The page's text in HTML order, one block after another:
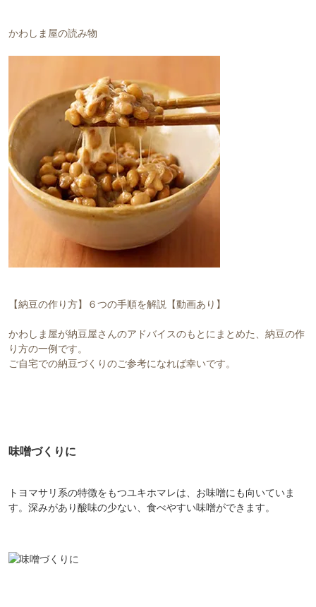
かわしま屋の読み物
【納豆の作り方】６つの手順を解説【動画あり】
かわしま屋が納豆屋さんのアドバイスのもとにまとめた、納豆の作
り方の一例です。
ご自宅での納豆づくりのご参考になれば幸いです。
味噌づくりに
トヨマサリ系の特徴をもつユキホマレは、お味噌にも向いていま
す。深みがあり酸味の少ない、食べやすい味噌ができます。